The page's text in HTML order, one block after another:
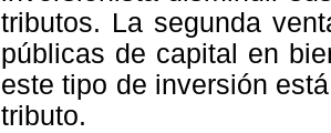
tributos. La segunda
públicas de capital en
este tipo de inversión
tributo.